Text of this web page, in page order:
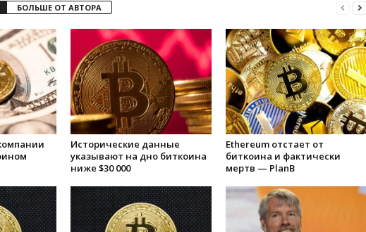
БОЛЬШЕ ОТ АВТОРА
Исторические данные
указывают на дно биткоина
ниже $30 000
Ethereum отстает от
биткоина и фактически
мертв — PlanB